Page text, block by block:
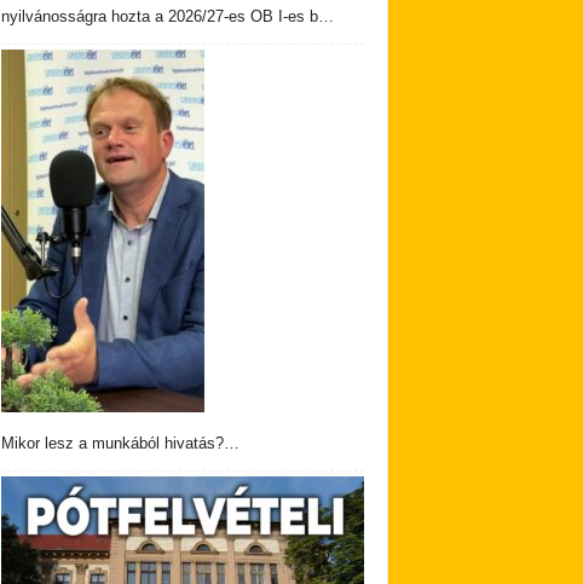
nyilvánosságra hozta a 2026/27-es OB I-es b…
Mikor lesz a munkából hivatás?…